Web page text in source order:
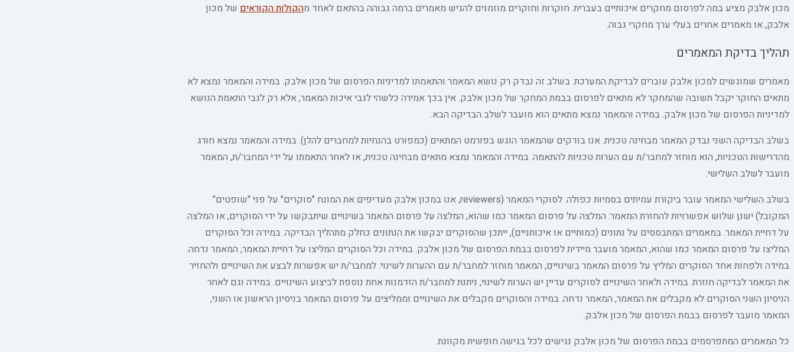
מכון אלבק מציע במה לפרסום מחקרים איכותיים בעברית. חוקרות וחוקרים מוזמנים להגיש מאמרים ברמה גבוהה בהתאם לאחד מהקולות הקוראים של מכון
אלבק, או מאמרים אחרים בעלי ערך מחקרי גבוה.
תהליך בדיקת המאמרים
מאמרים שמוגשים למכון אלבק עוברים לבדיקת המערכת. בשלב זה נבדק רק נושא המאמר והתאמתו למדיניות הפרסום של מכון אלבק. במידה והמאמר נמצא לא
מתאים החוקר יקבל תשובה שהמחקר לא מתאים לפרסום בבמת המחקר של מכון אלבק. אין בכך אמירה כלשהי לגבי איכות המאמר, אלא רק לגבי התאמת הנושא
למדיניות הפרסום של מכון אלבק. במידה והמאמר נמצא מתאים הוא מועבר לשלב הבדיקה הבא.
בשלב הבדיקה השני נבדק המאמר מבחינה טכנית. אנו בודקים שהמאמר הוגש בפורמט המתאים (כמפורט בהנחיות למחברים להלן). במידה והמאמר נמצא חורג
מהדרישות הטכניות, הוא מוחזר למחבר/ת עם הערות טכניות להתאמה. במידה והמאמר נמצא מתאים מבחינה טכנית, או לאחר התאמתו על ידי המחבר/ת, המאמר
מועבר לשלב השלישי.
בשלב השלישי המאמר עובר ביקורת עמיתים בסמיות כפולה. לסוקרי המאמר (reviewers, אנו במכון אלבק מעדיפים את המונח "סוקרים" על פני "שופטים"
המקובל) ישנן שלוש אפשרויות להחזרת המאמר: המלצה על פרסום המאמר כמו שהוא, המלצה על פרסום המאמר בשינויים שיתבקשו על ידי הסוקרים, או המלצה
על דחיית המאמר. במאמרים המתבססים על נתונים (כמותיים או איכותניים), ייתכן שהסוקרים יבקשו את הנתונים כחלק מתהליך הבדיקה. במידה וכל הסוקרים
המליצו על פרסום המאמר כמו שהוא, המאמר מועבר מיידית לפרסום בבמת הפרסום של מכון אלבק. במידה וכל הסוקרים המליצו על דחיית המאמר, המאמר נדחה.
במידה ולפחות אחד הסוקרים המליץ על פרסום המאמר בשינויים, המאמר מוחזר למחבר/ת עם ההערות לשינוי. למחבר/ת יש אפשרות לבצע את השינויים ולהחזיר
את המאמר לבדיקה חוזרת. במידה ולאחר השינויים לסוקרים עדיין יש הערות לשינוי, ניתנת למחבר/ת הזדמנות אחת נוספת לביצוע השינויים. במידה וגם לאחר
הניסיון השני הסוקרים לא מקבלים את המאמר, המאמר נדחה. במידה והסוקרים מקבלים את השינויים וממליצים על פרסום המאמר בניסיון הראשון או השני,
המאמר מועבר לפרסום בבמת הפרסום של מכון אלבק.
כל המאמרים המתפרסמים בבמת הפרסום של מכון אלבק נגישים לכל בגישה חופשית מקוונת.